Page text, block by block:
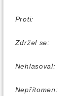
Proti:
Zdržel se:
Nehlasoval:
Nepřítomen: